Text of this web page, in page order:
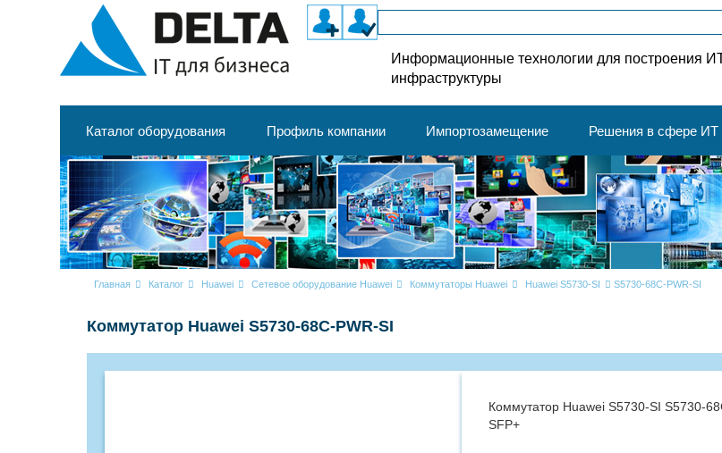
Информационные технологии для построения
инфраструктуры
Каталог оборудования Профиль компании Импортозамещение Решения в сфере ИТ
Главная Каталог Huawei Сетевое оборудование Huawei Коммутаторы Huawei Huawei S5730-SI S5730-68C-PWR-SI
Коммутатор Huawei S5730-68C-PWR-SI
Коммутатор Huawei S5730-SI S5730-
SFP+